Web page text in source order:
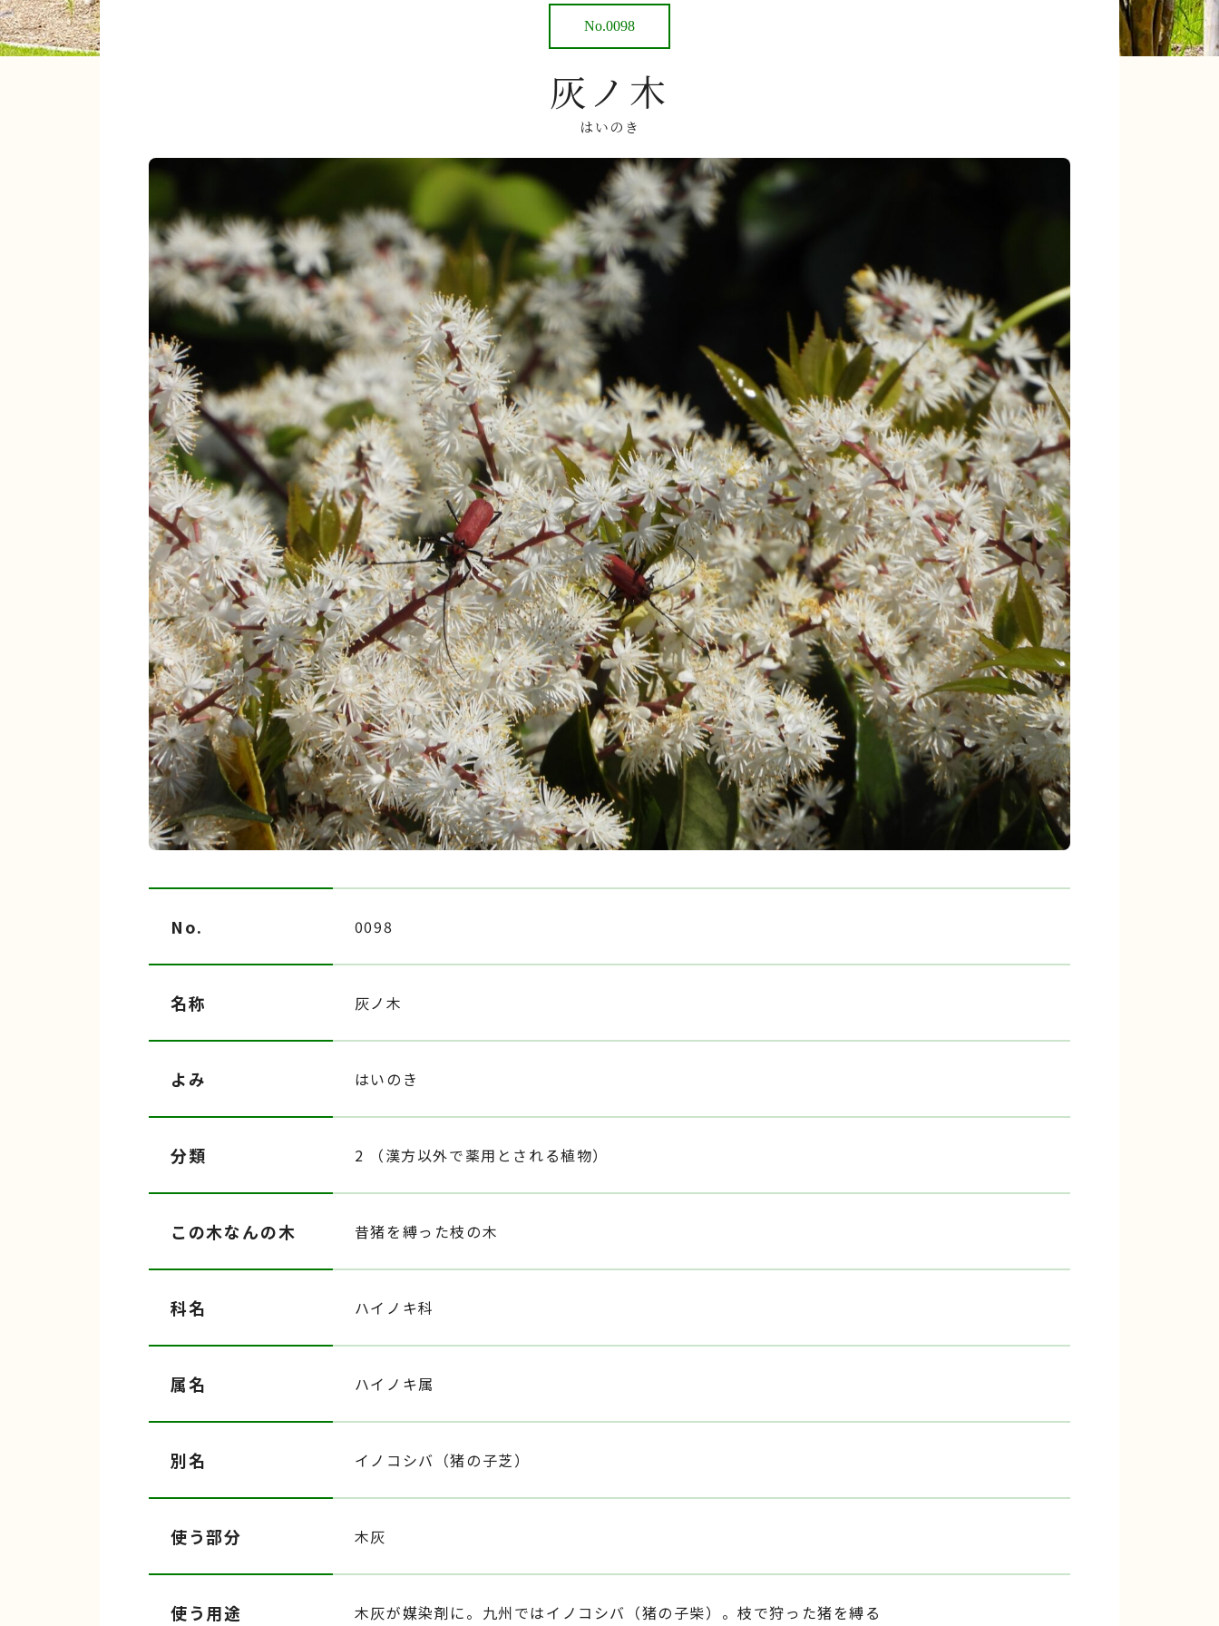
No.0098
灰ノ木
はいのき
No. 0098
名称 灰ノ木
よみ はいのき
分類 2 （漢方以外で薬用とされる植物）
この木なんの木 昔猪を縛った枝の木
科名 ハイノキ科
属名 ハイノキ属
別名 イノコシバ（猪の子芝）
使う部分 木灰
使う用途 木灰が媒染剤に。九州ではイノコシバ（猪の子柴）。枝で狩った猪を縛る